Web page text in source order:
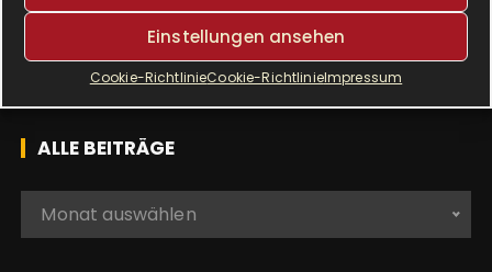
Einstellungen ansehen
Cookie-RichtlinieCookie-RichtlinieImpressum
S
c
h
e
n
c
ALLE BEITRÄGE
Monat auswählen